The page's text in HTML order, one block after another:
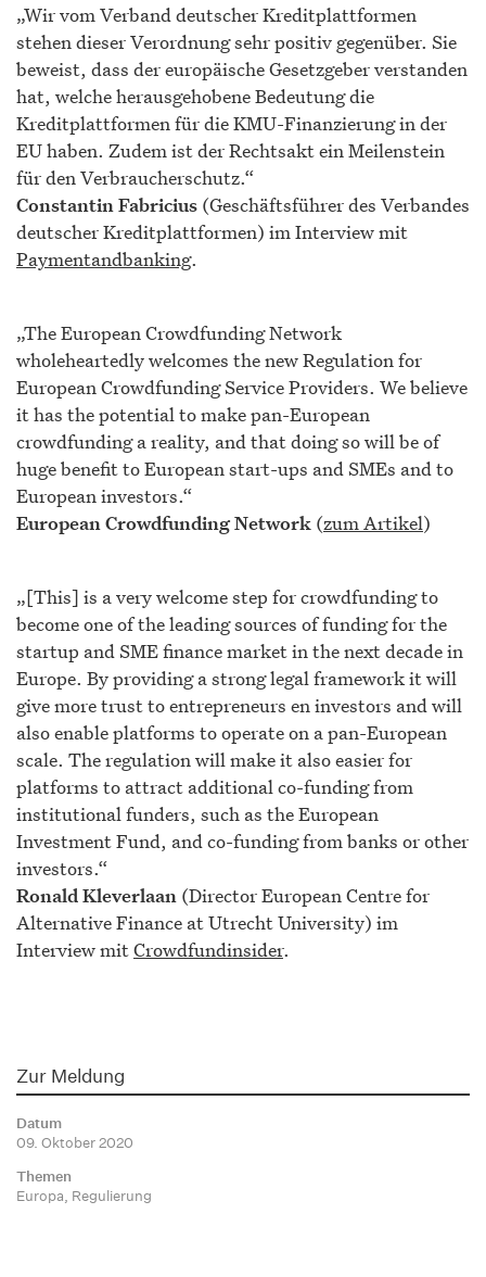
„Wir vom Verband deutscher Kreditplattformen
stehen dieser Verordnung sehr positiv gegenüber. Sie
beweist, dass der europäische Gesetzgeber verstanden
hat, welche herausgehobene Bedeutung die
Kreditplattformen für die KMU-Finanzierung in der
EU haben. Zudem ist der Rechtsakt ein Meilenstein
für den Verbraucherschutz.“
Constantin Fabricius (Geschäftsführer des Verbandes
deutscher Kreditplattformen) im Interview mit
Paymentandbanking.
„The European Crowdfunding Network
wholeheartedly welcomes the new Regulation for
European Crowdfunding Service Providers. We believe
it has the potential to make pan-European
crowdfunding a reality, and that doing so will be of
huge benefit to European start-ups and SMEs and to
European investors.“
European Crowdfunding Network (zum Artikel)
„[This] is a very welcome step for crowdfunding to
become one of the leading sources of funding for the
startup and SME finance market in the next decade in
Europe. By providing a strong legal framework it will
give more trust to entrepreneurs en investors and will
also enable platforms to operate on a pan-European
scale. The regulation will make it also easier for
platforms to attract additional co-funding from
institutional funders, such as the European
Investment Fund, and co-funding from banks or other
investors.“
Ronald Kleverlaan (Director European Centre for
Alternative Finance at Utrecht University) im
Interview mitCrowdfundinsider.
Zur Meldung
Datum
09. Oktober 2020
Themen
Europa, Regulierung